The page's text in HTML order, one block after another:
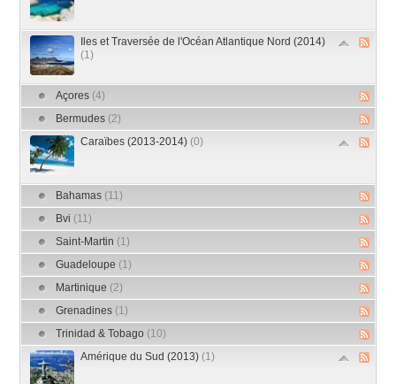
Iles et Traversée de l'Océan Atlantique Nord (2014)
(1)
Açores (4)
Bermudes (2)
Caraïbes (2013-2014) (0)
Bahamas (11)
Bvi (11)
Saint-Martin (1)
Guadeloupe (1)
Martinique (2)
Grenadines (1)
Trinidad & Tobago (10)
Amérique du Sud (2013) (1)